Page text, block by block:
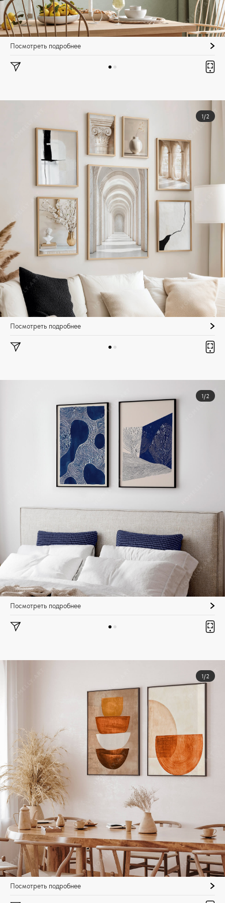
Посмотреть подробнее
1/2
Посмотреть подробнее
1/2
Посмотреть подробнее
1/2
Посмотреть подробнее